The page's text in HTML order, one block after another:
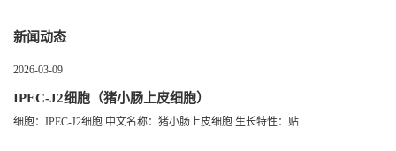
新闻动态
2026-03-09
IPEC-J2细胞（猪小肠上皮细胞）
细胞：IPEC-J2细胞 中文名称：猪小肠上皮细胞 生长特性：贴...